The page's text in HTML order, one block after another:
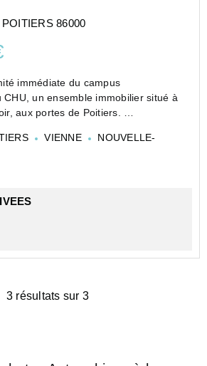
86000
immédiate du campus
CHU, un ensemble immobilier situé à
aux portes de Poitiers.
:
m²
VIENNE
NOUVELLE-
3 résultats sur 3